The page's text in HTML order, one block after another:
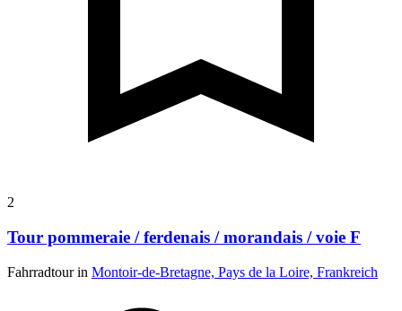
2
Tour pommeraie / ferdenais / morandais / voie F
Fahrradtour in Montoir-de-Bretagne, Pays de la Loire, Frankreich